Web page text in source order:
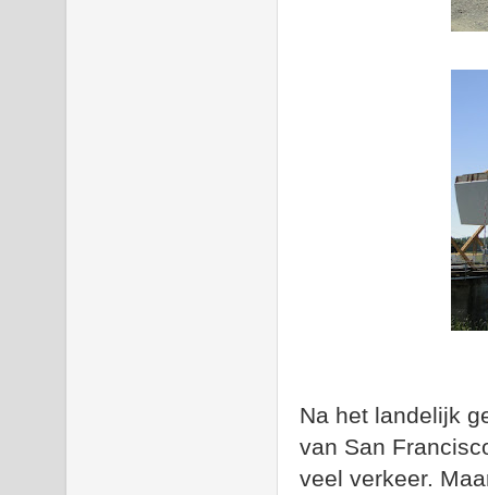
Na het landelijk
van San
veel verkeer.